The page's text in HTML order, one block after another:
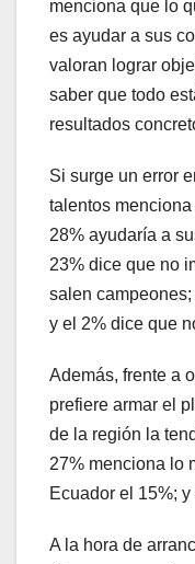
menciona que lo
es ayudar a sus
valoran lograr
saber que todo
resultados
Si surge un error
talentos
28% ayudaría a
23% dice que no
salen
y el 2% dice que
Además, frente a
prefiere armar el
de la región la
27% menciona lo
Ecuador el 15%;
A la hora de